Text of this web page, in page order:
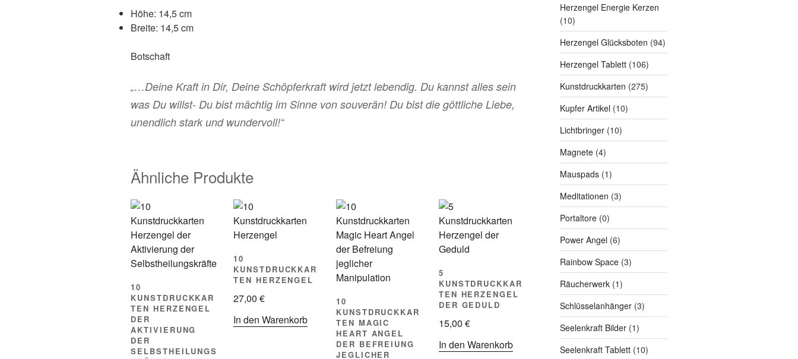
Höhe: 14,5 cm
Breite: 14,5 cm
Botschaft
„…Deine Kraft in Dir, Deine Schöpferkraft wird jetzt lebendig. Du kannst alles sein
was Du willst- Du bist mächtig im Sinne von souverän! Du bist die göttliche Liebe,
unendlich stark und wundervoll!“
Ähnliche Produkte
10
KUNSTDRUCKKAR
TEN HERZENGEL
DER
AKTIVIERUNG
DER
SELBSTHEILUNGS
10
KUNSTDRUCKKAR
TEN HERZENGEL
27,00 €
In den Warenkorb
10
KUNSTDRUCKKAR
TEN MAGIC
HEART ANGEL
DER BEFREIUNG
JEGLICHER
5
KUNSTDRUCKKAR
TEN HERZENGEL
DER GEDULD
15,00 €
In den Warenkorb
Herzengel Energie Kerzen
(10)
Herzengel Glücksboten (94)
Herzengel Tablett (106)
Kunstdruckkarten (275)
Kupfer Artikel (10)
Lichtbringer (10)
Magnete (4)
Mauspads (1)
Meditationen (3)
Portaltore (0)
Power Angel (6)
Rainbow Space (3)
Räucherwerk (1)
Schlüsselanhänger (3)
Seelenkraft Bilder (1)
Seelenkraft Tablett (10)